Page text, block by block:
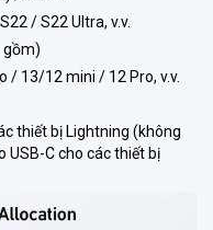
/ S22 Ultra, v.v.
gồm)
/ 13/12 mini / 12 Pro, v.v.
thiết bị Lightning (không
USB-C cho các thiết bị